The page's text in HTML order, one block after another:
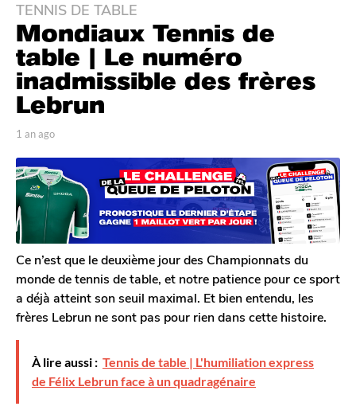
1
a
n
a
g
n
a
g
o
TENNIS DE TABLE
Mondiaux Tennis de
table | Le numéro
inadmissible des frères
Lebrun
p
r
T
o
m
G
a
l
r
o
n
1 an ago
a
g
Ce n’est que le deuxième jour des Championnats du
monde de tennis de table, et notre patience pour ce sport
a déjà atteint son seuil maximal. Et bien entendu, les
frères Lebrun ne sont pas pour rien dans cette histoire.
À lire aussi : Tennis de table | L'humiliation express
de Félix Lebrun face à un quadragénaire